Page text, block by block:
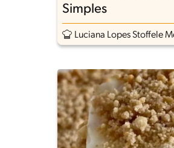
Simples
Luciana Lopes Stoffele